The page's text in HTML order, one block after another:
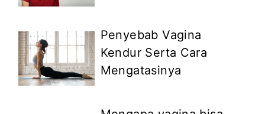
Penyebab Vagina
Kendur Serta Cara
Mengatasinya